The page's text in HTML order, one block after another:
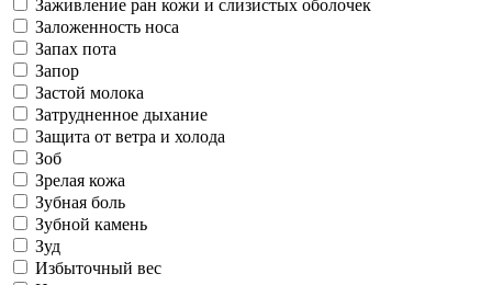
Заживление ран кожи и слизистых оболочек
Заложенность носа
Запах пота
Запор
Застой молока
Затрудненное дыхание
Защита от ветра и холода
Зоб
Зрелая кожа
Зубная боль
Зубной камень
Зуд
Избыточный вес